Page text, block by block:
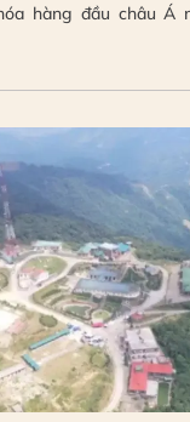
hàng đầu châu Á